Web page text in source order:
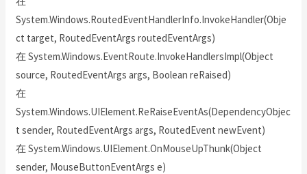
System.Windows.RoutedEventHandlerInfo.InvokeHandler(Obje
ct target, RoutedEventArgs routedEventArgs)
在 System.Windows.EventRoute.InvokeHandlersImpl(Object
source, RoutedEventArgs args, Boolean reRaised)
在
System.Windows.UIElement.ReRaiseEventAs(DependencyObjec
t sender, RoutedEventArgs args, RoutedEvent newEvent)
在 System.Windows.UIElement.OnMouseUpThunk(Object
sender, MouseButtonEventArgs e)